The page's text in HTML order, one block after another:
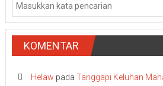
KOMENTAR
Helaw pada Tanggapi Keluhan